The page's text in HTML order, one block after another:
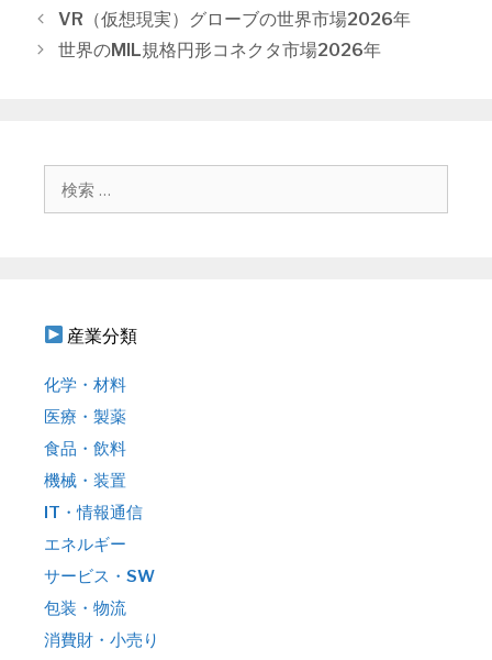
テ
ゴ
投
稿
VR（仮想現実）グローブの世界市場2026年
世界のMIL規格円形コネクタ市場2026年
産業分類
化学・材料
医療・製薬
食品・飲料
機械・装置
IT・情報通信
エネルギー
サービス・SW
包装・物流
消費財・小売り